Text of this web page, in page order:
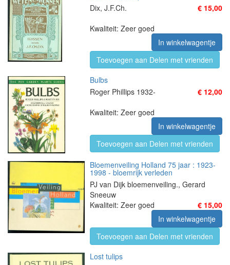
Dix, J.F.Ch.
€ 15,00
Kwaliteit: Zeer goed
In winkelwagentje
Toevoegen aan Delen met vrienden
Bulbs
Roger Phillips 1932-
€ 12,00
Kwaliteit: Zeer goed
In winkelwagentje
Toevoegen aan Delen met vrienden
Bloemenveiling Holland 75 jaar : 1923-
1998 - bloemrijk verleden
PJ van Dijk bloemenveiling., Gerard
Sneeuw
€ 15,00
Kwaliteit: Zeer goed
In winkelwagentje
Toevoegen aan Delen met vrienden
Lost tulips